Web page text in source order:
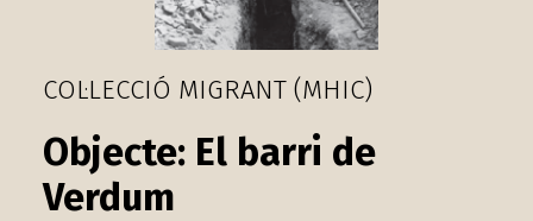
COL·LECCIÓ MIGRANT (MHIC)
El barri de
Verdum